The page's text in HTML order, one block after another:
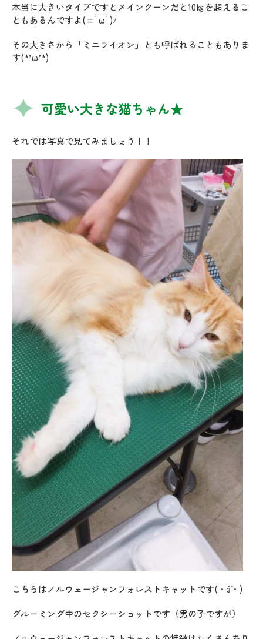
本当に大きいタイプですとメインクーンだと10㎏を超えるこ
ともあるんですよ(=ﾟωﾟ)ﾉ
その大きさから「ミニライオン」とも呼ばれることもありま
す(*’ω’*)
可愛い大きな猫ちゃん★
それでは写真で見てみましょう！！
こちらはノルウェージャンフォレストキャットです(・´з`・)
グルーミング中のセクシーショットです（男の子ですが）